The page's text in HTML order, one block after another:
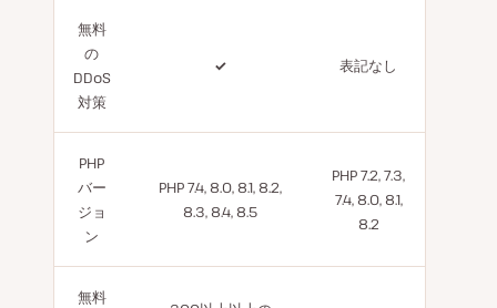
無料
の
DDoS
対策
✓ 表記なし
PHP
バー
ジョ
ン
PHP 7.4, 8.0, 8.1, 8.2,
8.3, 8.4, 8.5
PHP 7.2, 7.3,
7.4, 8.0, 8.1,
8.2
無料